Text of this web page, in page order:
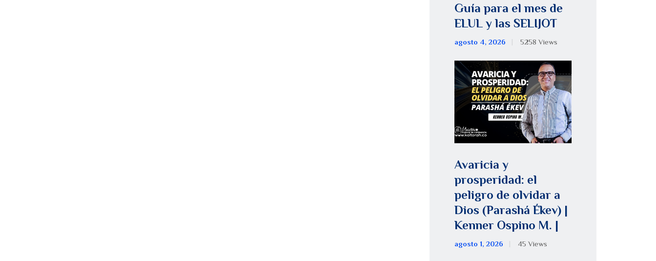
Guía para el mes de
ELUL y las SELIJOT
agosto 4, 2026 5258 Views
Avaricia y
prosperidad: el
peligro de olvidar a
Dios (Parashá Ékev) |
Kenner Ospino M. |
agosto 1, 2026 45 Views